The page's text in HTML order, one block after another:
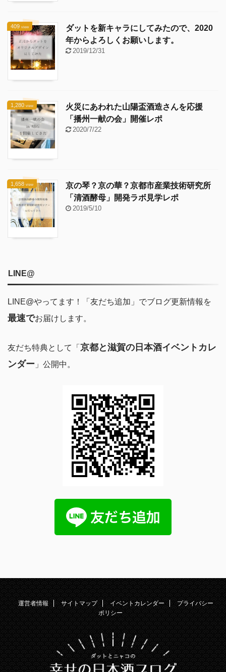
409 view
ダットを新キャラにしてみたので、2020
年からよろしくお願いします。
2019/12/31
1,280 view
火災にあわれた山陽盃酒造さんを応援
「播州一献の会」開催レポ
2020/7/22
1,658 view
京の琴？京の華？京都市産業技術研究所
「清酒酵母」開発ラボ見学レポ
2019/5/10
LINE@
LINE@やってます！「友だち追加」でブログ更新情報を
最速でお届けします。
友だち特典として「 京都と滋賀の日本酒イベントカレ
ンダー 」公開中。
運営者情報 サイトマップ イベントカレンダー
プライバシー
ポリシー